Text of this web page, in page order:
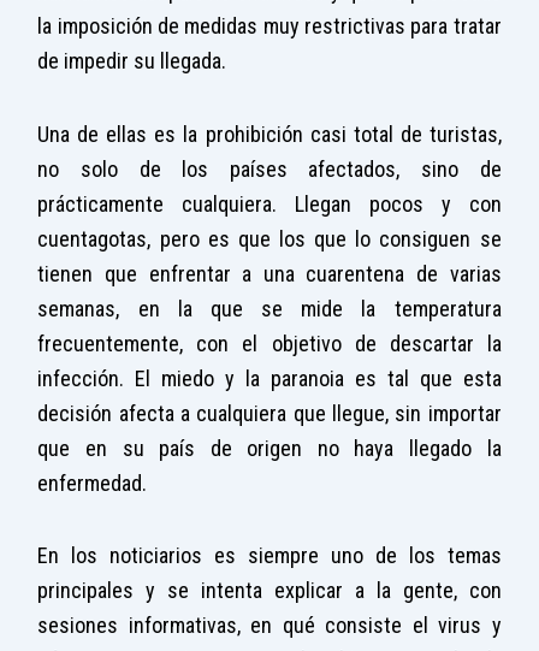
la imposición de medidas muy restrictivas para tratar
de impedir su llegada.
Una de ellas es la prohibición casi total de turistas,
no solo de los países afectados, sino de
prácticamente cualquiera. Llegan pocos y con
cuentagotas, pero es que los que lo consiguen se
tienen que enfrentar a una cuarentena de varias
semanas, en la que se mide la temperatura
frecuentemente, con el objetivo de descartar la
infección. El miedo y la paranoia es tal que esta
decisión afecta a cualquiera que llegue, sin importar
que en su país de origen no haya llegado la
enfermedad.
En los noticiarios es siempre uno de los temas
principales y se intenta explicar a la gente, con
sesiones informativas, en qué consiste el virus y